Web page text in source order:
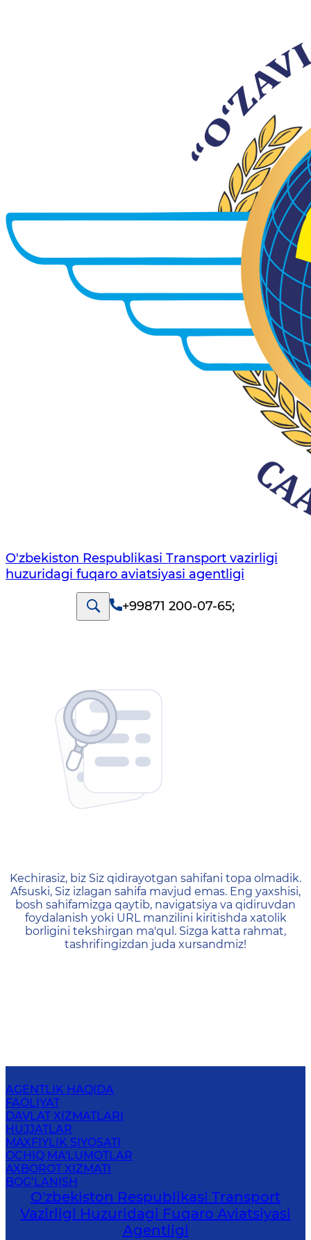
O'zbekiston Respublikasi Transport vazirligi
huzuridagi fuqaro aviatsiyasi agentligi
+99871 200-07-65;
404 — Страница не
Kechirasiz, biz Siz qidirayotgan sahifani topa olmadik.
Afsuski, Siz izlagan sahifa mavjud emas. Eng yaxshisi,
bosh sahifamizga qaytib, navigatsiya va qidiruvdan
foydalanish yoki URL manzilini kiritishda xatolik
borligini tekshirgan ma'qul. Sizga katta rahmat,
tashrifingizdan juda xursandmiz!
AGENTLIK HAQIDA
FAOLIYAT
DAVLAT XIZMATLARI
HUJJATLAR
MAXFIYLIK SIYOSATI
OCHIQ MA'LUMOTLAR
AXBOROT XIZMATI
BOG‘LANISH
O'zbekiston Respublikasi Transport
Vazirligi Huzuridagi Fuqaro Aviatsiyasi
Agentligi